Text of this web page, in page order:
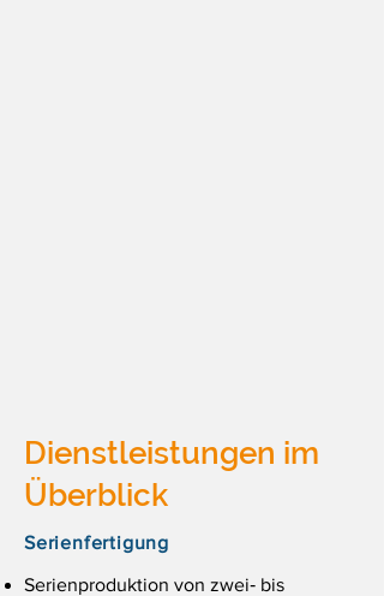
Dienstleistungen im
Überblick
Serienfertigung
Serienproduktion von zwei‑ bis